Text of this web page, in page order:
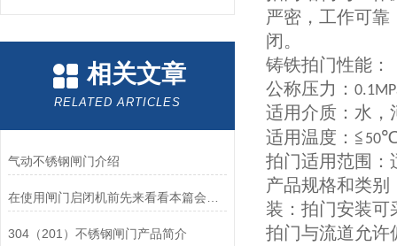
相关文章
RELATED ARTICLES
气动不锈钢闸门介绍
304（201）不锈钢闸门产品简介
严密，工作可
闭。
铸铁拍门性能：
公称压力：
适用介质：水，
适用温度：≦ 50
拍门适用范围：
产品规格和类别
装：拍门安装可
拍门与流道允许